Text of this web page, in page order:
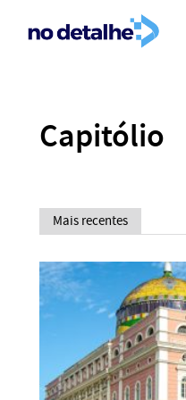
Capitólio
Mais recentes